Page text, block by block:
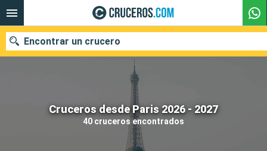
Cruceros desde Paris 2026 - 2027
40 cruceros encontrados
Encontrar un crucero
Nuestros destinos